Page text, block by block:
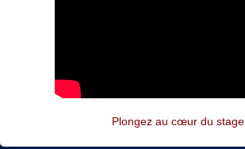
Plongez au cœur du stage